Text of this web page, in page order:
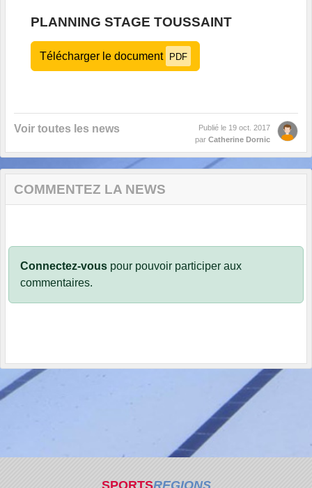
PLANNING STAGE TOUSSAINT
Télécharger le document PDF
Voir toutes les news Publié le 19 oct. 2017
par Catherine Dornic
COMMENTEZ LA NEWS
Connectez-vous pour pouvoir participer aux
commentaires.
SPORTSREGIONS